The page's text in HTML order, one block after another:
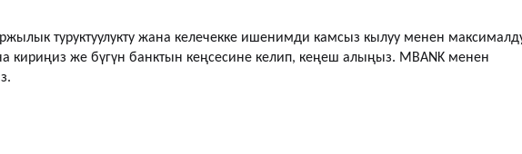
туруктуулукту жана келечекке ишенимди камсыз кылуу менен
кириңиз же бүгүн банктын кеңсесине келип, кеңеш алыңыз. MBANK менен